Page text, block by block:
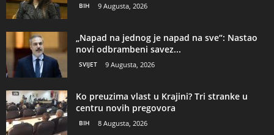
BIH 9 Augusta, 2026
„Napad na jednog je napad na sve“: Nastao
novi odbrambeni savez...
SVIJET 9 Augusta, 2026
Ko preuzima vlast u Krajini? Tri stranke u
centru novih pregovora
BIH 8 Augusta, 2026